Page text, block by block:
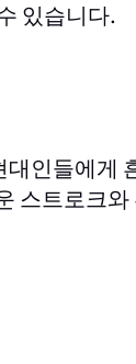
있습니다.
인들에게
스트로크